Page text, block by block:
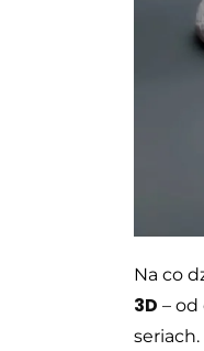
Na co
3D –
seriach.